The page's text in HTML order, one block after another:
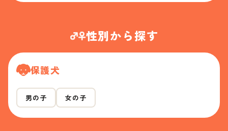
性別から探す
保護犬
男の子 女の子